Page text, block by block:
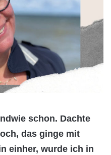
schon. Dachte
das ginge mit
einher, wurde ich in